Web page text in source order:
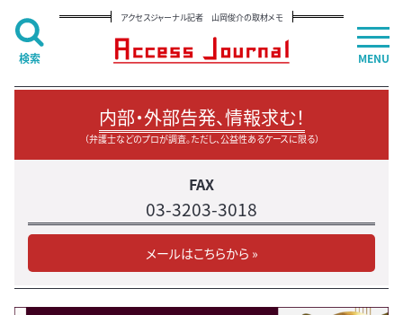
アクセスジャーナル記者 山岡俊介の取材メモ
内部・外部告発、情報求む！
（弁護士などのプロが調査。ただし、公益性あるケースに限る）
FAX
03-3203-3018
メールはこちらから »
MENU
検索